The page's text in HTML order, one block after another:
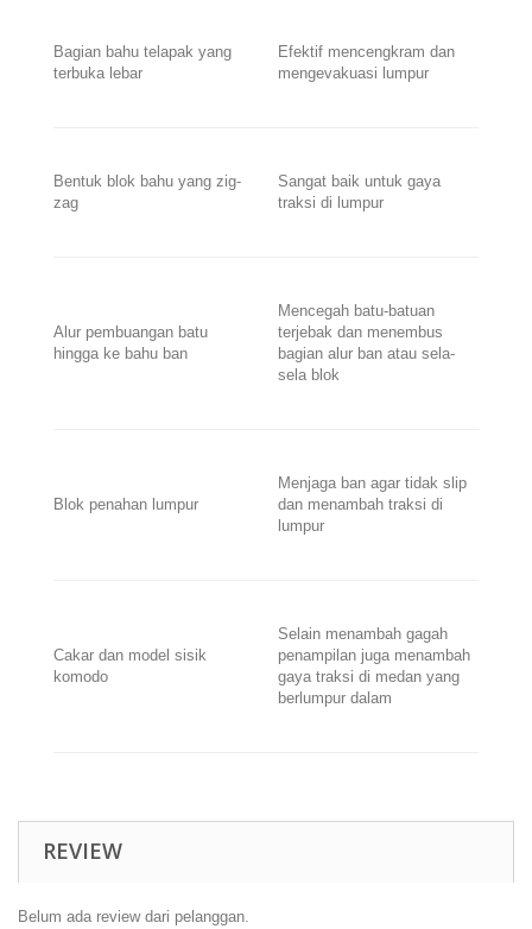
Bagian bahu telapak yang
terbuka lebar
Efektif mencengkram dan
mengevakuasi lumpur
Bentuk blok bahu yang zig-
zag
Sangat baik untuk gaya
traksi di lumpur
Alur pembuangan batu
hingga ke bahu ban
Mencegah batu-batuan
terjebak dan menembus
bagian alur ban atau sela-
sela blok
Blok penahan lumpur
Menjaga ban agar tidak slip
dan menambah traksi di
lumpur
Cakar dan model sisik
komodo
Selain menambah gagah
penampilan juga menambah
gaya traksi di medan yang
berlumpur dalam
REVIEW
Belum ada review dari pelanggan.